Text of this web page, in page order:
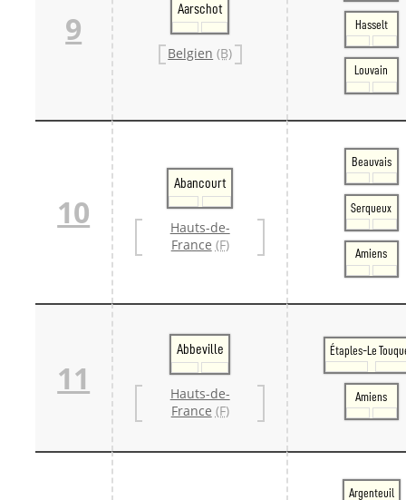
9
Aarschot
Belgien (B)
Hasselt
Louvain
10
Abancourt
Hauts-de-
France (F)
Beauvais
Serqueux
Amiens
11
Abbeville
Hauts-de-
France (F)
Étaples-Le
Amiens
Argenteuil